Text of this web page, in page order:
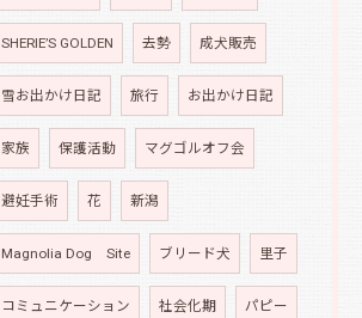
SHERIE’S GOLDEN 去勢 成犬販売
雪お出かけ日記 旅行 お出かけ日記
家族 保護活動 マグゴルオフ会
避妊手術 花 新潟
Magnolia Dog Site ブリード犬 里子
コミュニケーション 社会化期 パピー